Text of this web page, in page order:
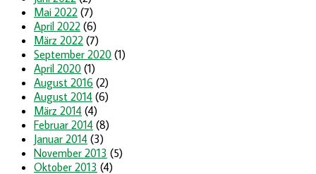
Mai 2022 (7)
April 2022 (6)
März 2022 (7)
September 2020 (1)
April 2020 (1)
August 2016 (2)
August 2014 (6)
März 2014 (4)
Februar 2014 (8)
Januar 2014 (3)
November 2013 (5)
Oktober 2013 (4)